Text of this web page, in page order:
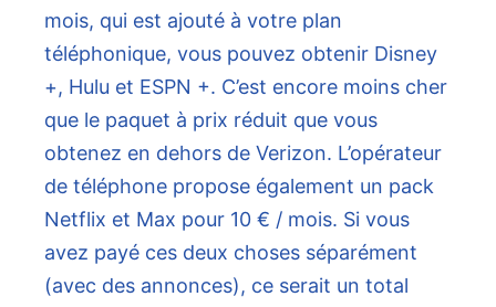
mois, qui est ajouté à votre plan
téléphonique, vous pouvez obtenir Disney
+, Hulu et ESPN +. C’est encore moins cher
que le paquet à prix réduit que vous
obtenez en dehors de Verizon. L’opérateur
de téléphone propose également un pack
Netflix et Max pour 10 € / mois. Si vous
avez payé ces deux choses séparément
(avec des annonces), ce serait un total